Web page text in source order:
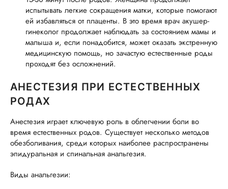
испытывать легкие сокращения матки, которые помогают
ей избавляться от плаценты. В это время врач акушер-
гинеколог продолжает наблюдать за состоянием мамы и
малыша и, если понадобится, может оказать экстренную
медицинскую помощь, но зачастую естественные роды
проходят без осложнений.
АНЕСТЕЗИЯ ПРИ ЕСТЕСТВЕННЫХ
РОДАХ
Анестезия играет ключевую роль в облегчении боли во
время естественных родов. Существует несколько методов
обезболивания, среди которых наиболее распространены
эпидуральная и спинальная анальгезия.
Виды анальгезии: